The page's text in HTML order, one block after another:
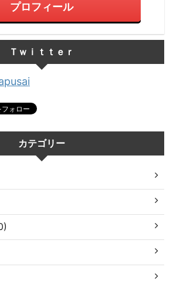
プロフィール
Ｔｗｉｔｔｅｒ
カテゴリー